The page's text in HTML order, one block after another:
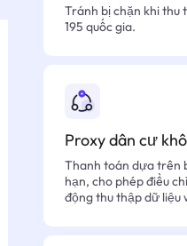
Tránh bị chặn khi thu
195 quốc gia.
Proxy dân cư
Thanh toán dựa trên
hạn, cho phép điều
động thu thập dữ liệu